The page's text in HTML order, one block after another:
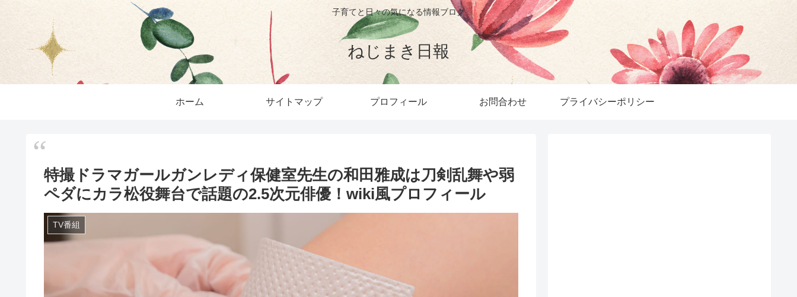
子育てと日々の気になる情報ブログ
ねじまき日報
ホーム サイトマップ プロフィール お問合わせ プライバシーポリシー
特撮ドラマガールガンレディ保健室先生の和田雅成は刀剣乱舞や弱
ペダにカラ松役舞台で話題の2.5次元俳優！wiki風プロフィール
TV番組